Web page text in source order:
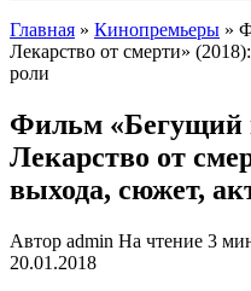
Главная » Кинопремьеры »
Лекарство от смерти»
роли
Фильм «Бегущий
Лекарство от
выхода, сюжет,
Автор admin На чтение 3
20.01.2018